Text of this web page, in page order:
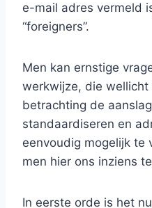
e-mail adres vermeld
“foreigners”.
Men kan ernstige
werkwijze, die
betrachting de
standaardiseren en
eenvoudig mogelijk te
men hier ons inziens
In eerste orde is het